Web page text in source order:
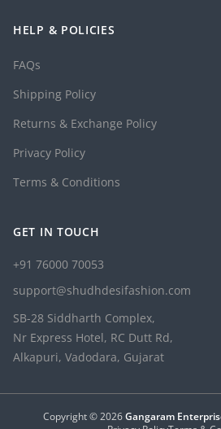
HELP & POLICIES
FAQs
Shipping Policy
Returns & Exchange Policy
Privacy Policy
Terms & Conditions
GET IN TOUCH
+91 76000 70053
support@shudhdesifashion.com
SB-28 Siddharth Complex,
Nr Express Hotel, RC Dutt Rd,
Alkapuri, Vadodara, Gujarat
Copyright ©2026Gangaram